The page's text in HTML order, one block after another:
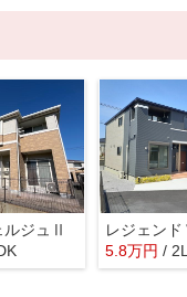
ルジュⅡ
レジェン
5.8万円 /